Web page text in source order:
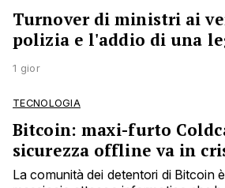
Turnover di ministri ai
polizia e l'addio di una
1 gior
TECNOLOGIA
Bitcoin: maxi-furto
sicurezza offline va in
La comunità dei detentori di Bitcoin